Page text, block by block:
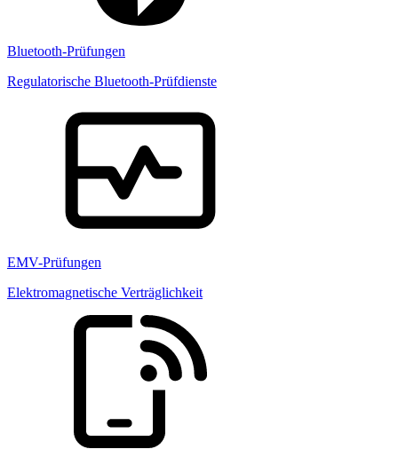
Bluetooth-Prüfungen
Regulatorische Bluetooth-Prüfdienste
EMV-Prüfungen
Elektromagnetische Verträglichkeit